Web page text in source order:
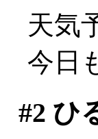
天気
今日
#2 ひ